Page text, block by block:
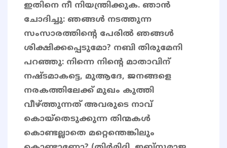
ഇതിനെ നീ നിയന്ത്രിക്കുക. ഞാന്‍
ചോദിച്ചു: ഞങ്ങള്‍ നടത്തുന്ന
സംസാരത്തിന്റെ പേരില്‍ ഞങ്ങള്‍
ശിക്ഷിക്കപ്പെടുമോ? നബി തിരുമേനി
പറഞ്ഞു: നിന്നെ നിന്റെ മാതാവിന്
നഷ്ടമാകട്ടെ, മുആദേ, ജനങ്ങളെ
നരകത്തിലേക്ക് മുഖം കുത്തി
വീഴ്ത്തുന്നത് അവരുടെ നാവ്
കൊയ്‌തെടുക്കുന്ന തിന്മകള്‍
കൊണ്ടല്ലാതെ മറ്റെന്തെങ്കിലും